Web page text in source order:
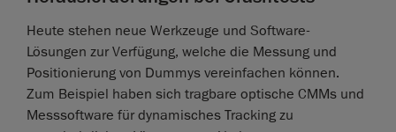
Heute stehen neue Werkzeuge und Software-
Lösungen zur Verfügung, welche die Messung und
Positionierung von Dummys vereinfachen können.
Zum Beispiel haben sich tragbare optische CMMs und
Messsoftware für dynamisches Tracking zu